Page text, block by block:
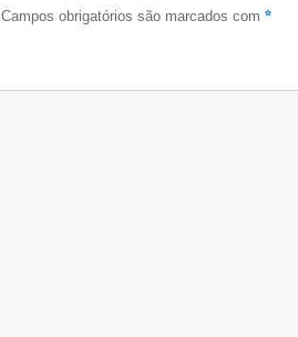
Campos obrigatórios são marcados com*